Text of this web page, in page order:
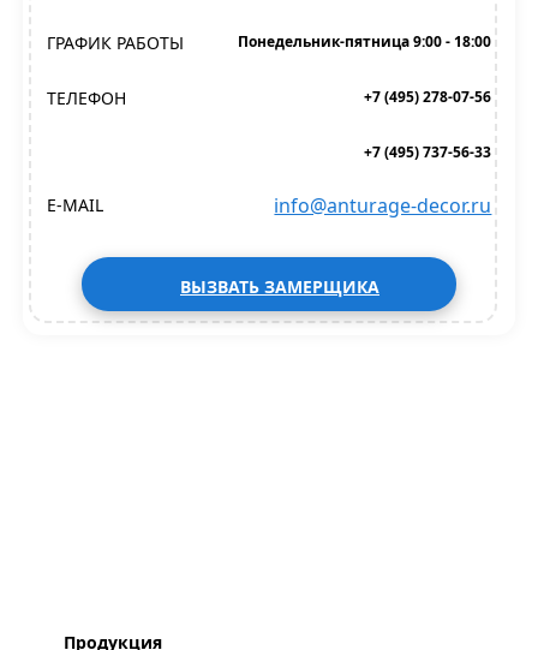
ГРАФИК РАБОТЫ Понедельник-пятница 9:00 - 18:00
ТЕЛЕФОН +7 (495) 278-07-56
+7 (495) 737-56-33
E-MAIL info@anturage-decor.ru
ВЫЗВАТЬ ЗАМЕРЩИКА
Продукция